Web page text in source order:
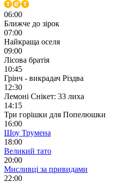
06:00
Ближче до зірок
07:00
Найкраща оселя
09:00
Лісова братія
10:45
Грінч - викрадач Різдва
12:30
Лемоні Снікет: 33 лиха
14:15
Три горішки для Попелюшки
16:00
Шоу Трумена
18:00
Великий тато
20:00
Мисливці за привидами
22:00